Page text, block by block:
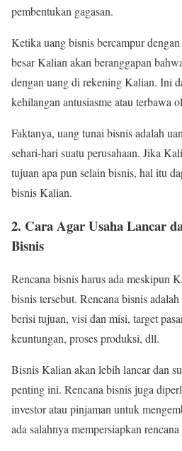
pembentukan gagasan.
Ketika uang bisnis bercampur
besar Kalian akan beranggapan
dengan uang di rekening Kalian. Ini
kehilangan antusiasme atau terbawa
Faktanya, uang tunai bisnis adalah
sehari-hari suatu perusahaan. Jika
tujuan apa pun selain bisnis, hal itu
bisnis Kalian.
2. Cara Agar Usaha Lancar
Bisnis
Rencana bisnis harus ada meskipun
bisnis tersebut. Rencana bisnis
berisi tujuan, visi dan misi, target
keuntungan, proses produksi, dll.
Bisnis Kalian akan lebih lancar dan
penting ini. Rencana bisnis juga
investor atau pinjaman untuk
ada salahnya mempersiapkan